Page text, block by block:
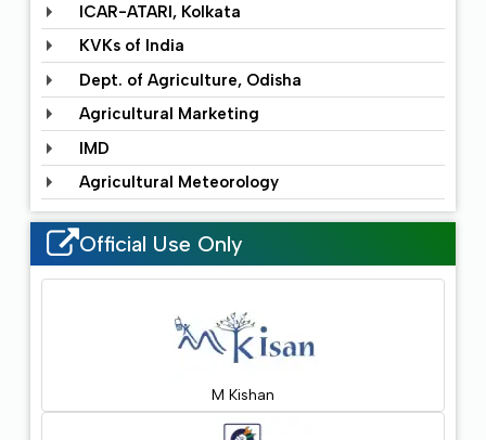
ICAR-ATARI, Kolkata
KVKs of India
Dept. of Agriculture, Odisha
Agricultural Marketing
IMD
Agricultural Meteorology
Official Use Only
M Kishan